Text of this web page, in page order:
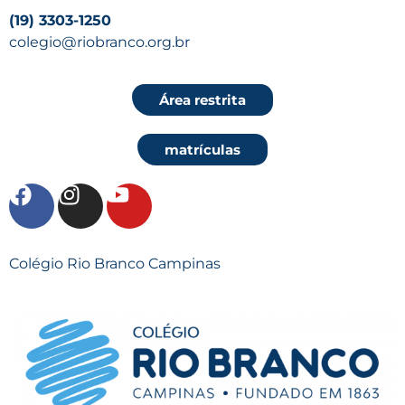
(19) 3303-1250
colegio@riobranco.org.br
Área restrita
matrículas
Colégio Rio Branco Campinas